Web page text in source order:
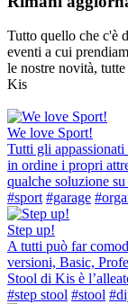
Tutto quello che c'è
eventi a cui
le nostre novità,
Kis
We love Sport!
Tutti gli
in ordine i propri
qualche soluzione
#sport #garage
Step up!
A tutti può far
versioni, Basic,
Stool di Kis è
#step stool #stool